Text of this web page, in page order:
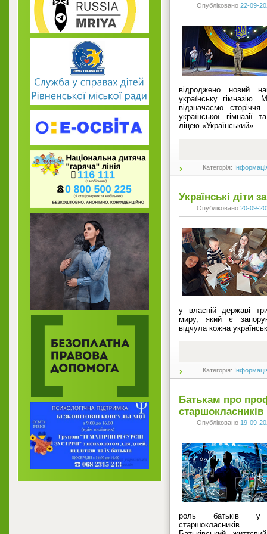
Опубліковано 22-09-
відроджено новий
українську
відзначаємо
української гімназії
ліцею «Український».
Категорія:
Українські діти
Опубліковано 20-09-
у власній державі
миру, який є
відчула кожна
Категорія:
Батькам про
старшокласників
Опубліковано 19-09-
роль батьків у
старшокласників.